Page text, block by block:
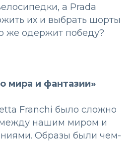
а Prada
их и выбрать шорты
же одержит победу?
мира и фантазии»
Franchi было сложно
между нашим миром и
Образы были чем-